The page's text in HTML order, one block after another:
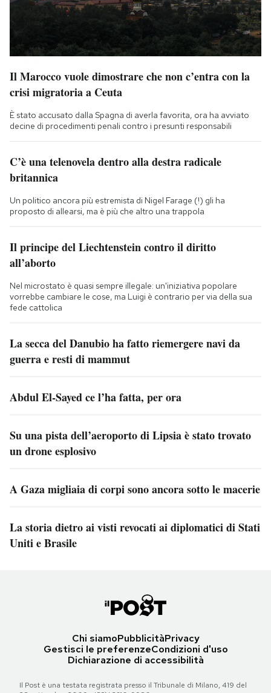
Il Marocco vuole dimostrare che non c’entra con la
crisi migratoria a Ceuta
È stato accusato dalla Spagna di averla favorita, ora ha avviato
decine di procedimenti penali contro i presunti responsabili
C’è una telenovela dentro alla destra radicale
britannica
Un politico ancora più estremista di Nigel Farage (!) gli ha
proposto di allearsi, ma è più che altro una trappola
Il principe del Liechtenstein contro il diritto
all’aborto
Nel microstato è quasi sempre illegale: un'iniziativa popolare
vorrebbe cambiare le cose, ma Luigi è contrario per via della sua
fede cattolica
La secca del Danubio ha fatto riemergere navi da
guerra e resti di mammut
Abdul El-Sayed ce l’ha fatta, per ora
Su una pista dell’aeroporto di Lipsia è stato trovato
un drone esplosivo
A Gaza migliaia di corpi sono ancora sotto le macerie
La storia dietro ai visti revocati ai diplomatici di Stati
Uniti e Brasile
Chi siamoPubblicitàPrivacy
Gestisci le preferenzeCondizioni d'uso
Dichiarazione di accessibilità
Il Post è una testata registrata presso il Tribunale di Milano, 419 del